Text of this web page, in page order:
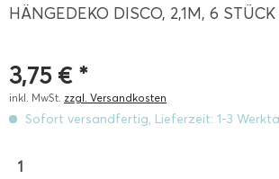
HÄNGEDEKO DISCO, 2,1M, 6 STÜCK
3,75 € *
inkl. MwSt. zzgl. Versandkosten
Sofort versandfertig, Lieferzeit: 1-3